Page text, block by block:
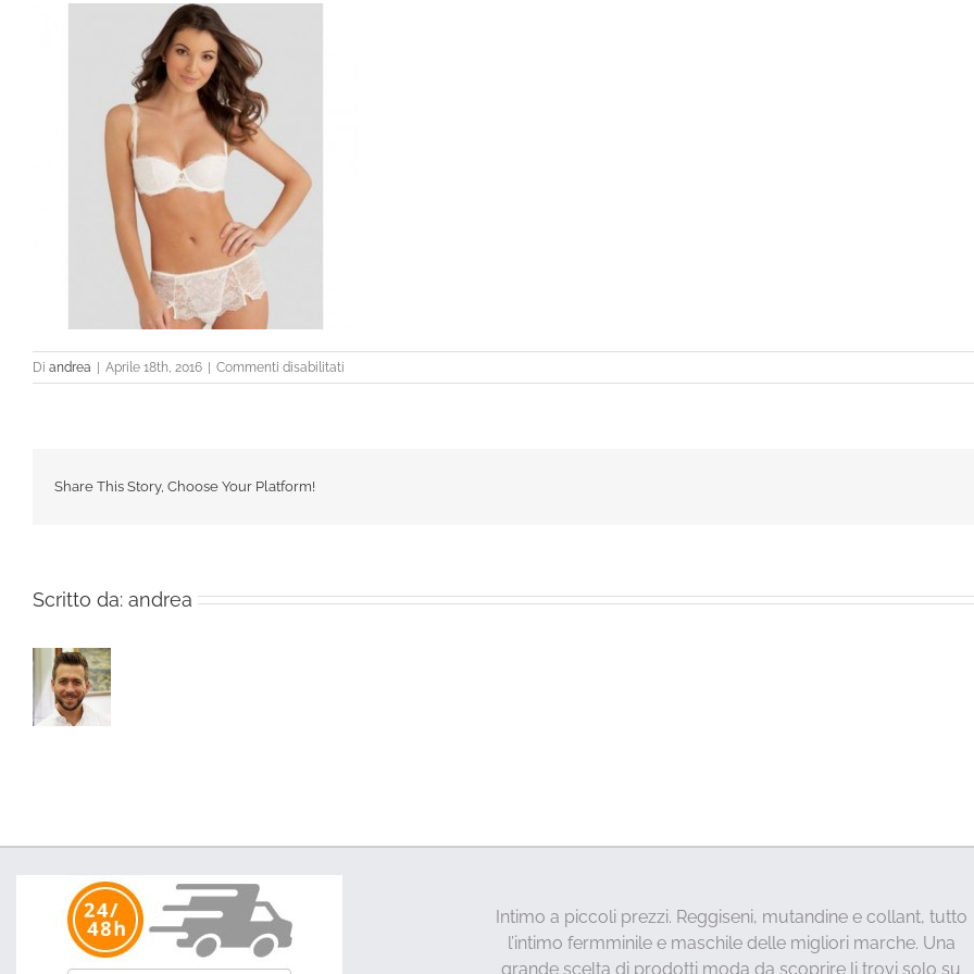
Di andrea | Aprile 18th, 2016 | Commenti disabilitati
3622intero
Share This Story, Choose Your Platform!
Scritto da: andrea
Intimo a piccoli prezzi. Reggiseni, mutandine e collant, tutto
l’intimo fermminile e maschile delle migliori marche. Una
grande scelta di prodotti moda da scoprire li trovi solo su